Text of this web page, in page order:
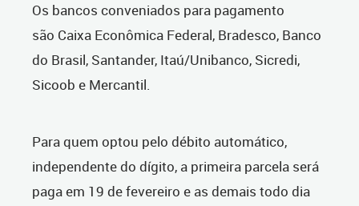
Os bancos conveniados para pagamento
são Caixa Econômica Federal, Bradesco, Banco
do Brasil, Santander, Itaú/Unibanco, Sicredi,
Sicoob e Mercantil.
Para quem optou pelo débito automático,
independente do dígito, a primeira parcela será
paga em 19 de fevereiro e as demais todo dia